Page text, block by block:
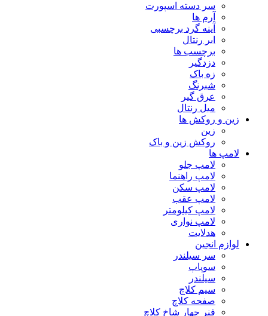
سر دسته اسپورت
آرم ها
آینه گرد برچسبی
ابر رنتال
برچسب ها
دزدگیر
زه باک
شبرنگ
عرق گیر
میل رنتال
زین و روکش ها
زین
روکش زین و باک
لامپ ها
لامپ جلو
لامپ راهنما
لامپ سکن
لامپ عقب
لامپ کیلومتر
لامپ نواری
هدلایت
لوازم انجین
سر سیلندر
سوپاپ
سیلندر
سیم کلاچ
صفحه کلاچ
فنر چهار شاخ کلاچ